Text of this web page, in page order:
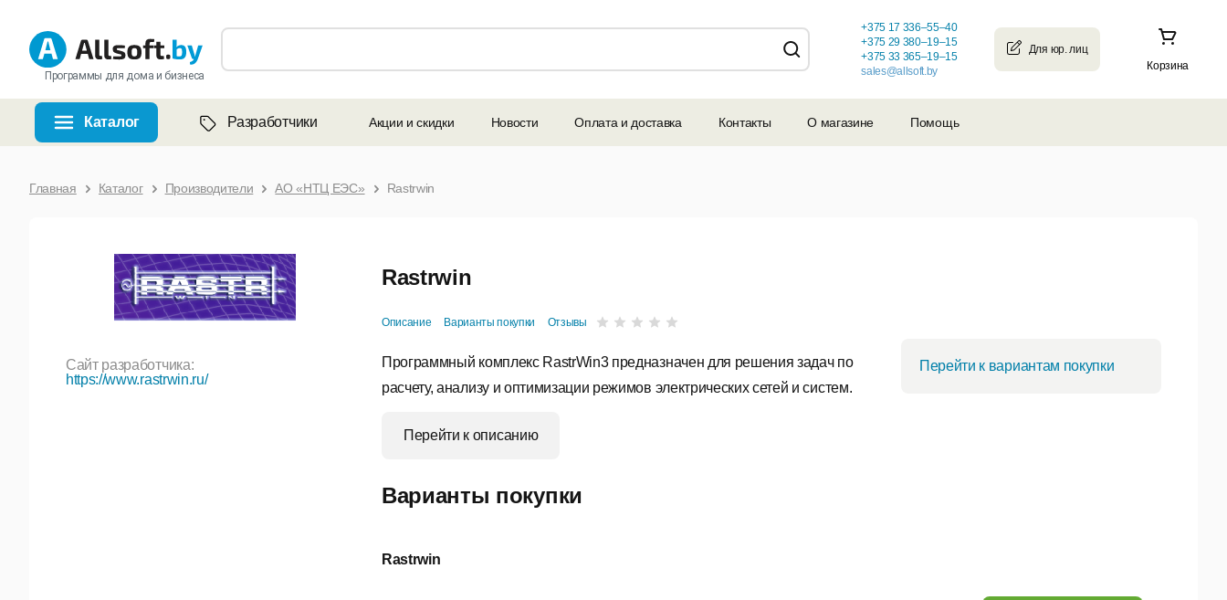
Программы для дома и бизнеса
Корзина
+375 17 336–55–40
+375 29 380–19–15
+375 33 365–19–15
sales@allsoft.by
Каталог Разработчики Акции и скидки Новости Оплата и доставка Контакты О магазине Помощь
Главная Каталог Производители АО «НТЦ ЕЭС» Rastrwin
Rastrwin
Описание Варианты покупки Отзывы
Сайт разработчика:
https://www.rastrwin.ru/
Программный комплекс RastrWin3 предназначен для решения задач по
расчету, анализу и оптимизации режимов электрических сетей и систем.
Перейти к описанию
Перейти к вариантам покупки
Варианты покупки
Rastrwin